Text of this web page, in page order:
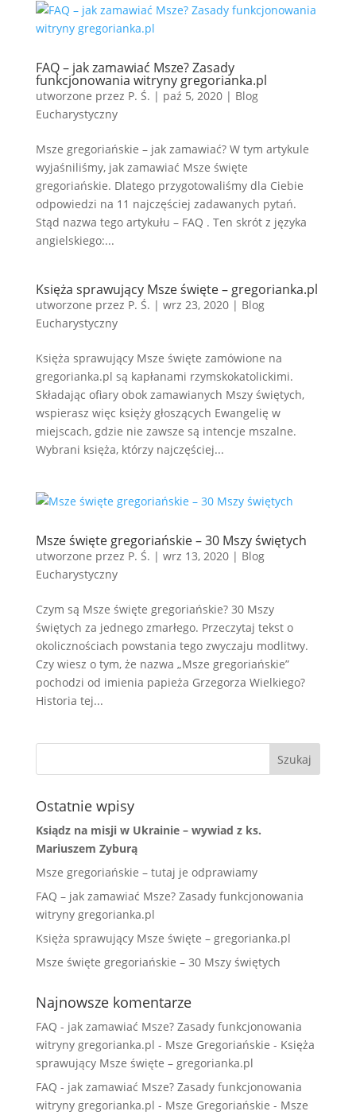
FAQ – jak zamawiać Msze? Zasady
funkcjonowania witryny gregorianka.pl
utworzone przez P. Ś. | paź 5, 2020| Blog
Eucharystyczny
Msze gregoriańskie – jak zamawiać? W tym artykule
wyjaśniliśmy, jak zamawiać Msze święte
gregoriańskie. Dlatego przygotowaliśmy dla Ciebie
odpowiedzi na 11 najczęściej zadawanych pytań.
Stąd nazwa tego artykułu – FAQ . Ten skrót z języka
angielskiego:...
Księża sprawujący Msze święte – gregorianka.pl
utworzone przez P. Ś. | wrz 23, 2020| Blog
Eucharystyczny
Księża sprawujący Msze święte zamówione na
gregorianka.pl są kapłanami rzymskokatolickimi.
Składając ofiary obok zamawianych Mszy świętych,
wspierasz więc księży głoszących Ewangelię w
miejscach, gdzie nie zawsze są intencje mszalne.
Wybrani księża, którzy najczęściej...
Msze święte gregoriańskie – 30 Mszy świętych
utworzone przez P. Ś. | wrz 13, 2020| Blog
Eucharystyczny
Czym są Msze święte gregoriańskie? 30 Mszy
świętych za jednego zmarłego. Przeczytaj tekst o
okolicznościach powstania tego zwyczaju modlitwy.
Czy wiesz o tym, że nazwa „Msze gregoriańskie”
pochodzi od imienia papieża Grzegorza Wielkiego?
Historia tej...
Ostatnie wpisy
Ksiądz na misji w Ukrainie – wywiad z ks.
Mariuszem Zyburą
Msze gregoriańskie – tutaj je odprawiamy
FAQ – jak zamawiać Msze? Zasady funkcjonowania
witryny gregorianka.pl
Księża sprawujący Msze święte – gregorianka.pl
Msze święte gregoriańskie – 30 Mszy świętych
Najnowsze komentarze
FAQ - jak zamawiać Msze? Zasady funkcjonowania
witryny gregorianka.pl - Msze Gregoriańskie - Księża
sprawujący Msze święte – gregorianka.pl
FAQ - jak zamawiać Msze? Zasady funkcjonowania
witryny gregorianka.pl - Msze Gregoriańskie - Msze